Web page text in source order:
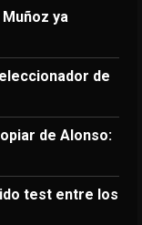
ya
de
de Alonso:
test entre los